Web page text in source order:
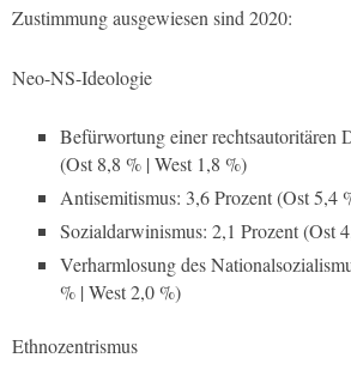
Zustimmung ausgewiesen sind 2020:
Neo-NS-Ideologie
Befürwortung einer rechtsautoritären
(Ost 8,8 % | West 1,8 %)
Antisemitismus: 3,6 Prozent (Ost 5,4
Sozialdarwinismus: 2,1 Prozent (Ost
Verharmlosung des
% | West 2,0 %)
Ethnozentrismus